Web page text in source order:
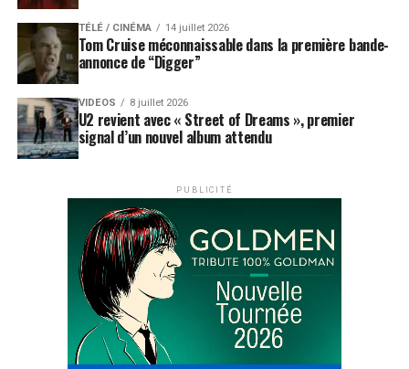
TÉLÉ / CINÉMA 14 juillet 2026
Tom Cruise méconnaissable dans la première bande-
annonce de “Digger”
VIDEOS 8 juillet 2026
U2 revient avec « Street of Dreams », premier
signal d’un nouvel album attendu
PUBLICITÉ